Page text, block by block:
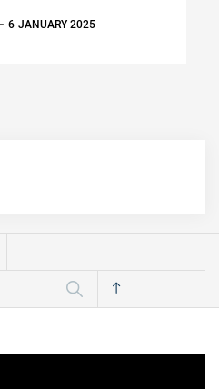
6 JANUARY 2025